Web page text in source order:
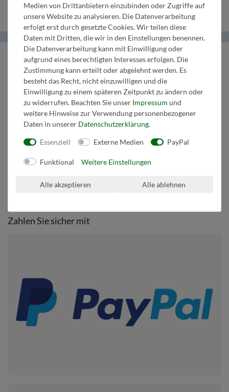
Helma Musikverlag
Wir bringen Musik ins Leben.
+43 664 1947 8 32
Mail:music@helmamusic.com
Kontaktieren Sie uns
Kaufvertrag widerrufen
Über den Button gelangen Sie zum Formular. Der Widerruf ist formfrei und
Zahlen Sie sicher mit
Medien von Drittanbietern einzubinden oder Zugriffe auf
unsere Website zu analysieren. Die Datenverarbeitung
erfolgt erst durch gesetzte Cookies. Wir teilen diese
Daten mit Dritten, die wir in den Einstellungen benennen.
Die Datenverarbeitung kann mit Einwilligung oder
aufgrund eines berechtigten Interesses erfolgen. Die
Zustimmung kann erteilt oder abgelehnt werden. Es
besteht das Recht, nicht einzuwilligen und die
Einwilligung zu einem späteren Zeitpunkt zu ändern oder
zu widerrufen. Beachten Sie unser Impressum und
weitere Hinweise zur Verwendung personenbezogener
Daten in unserer Daten­schutz­erklärung.
Essenziell Externe Medien PayPal
Funktional Weitere Einstellungen
Alle akzeptieren Alle ablehnen